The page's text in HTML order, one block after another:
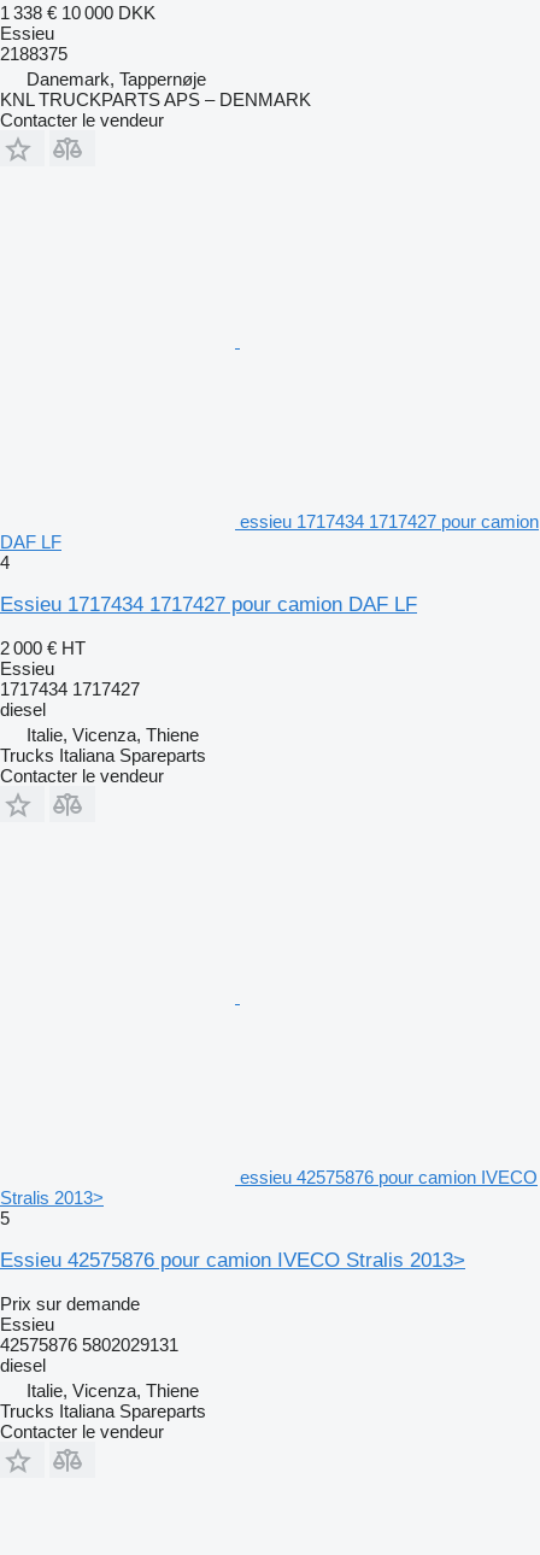
1 338 € 10 000 DKK
Essieu
2188375
Danemark, Tappernøje
KNL TRUCKPARTS APS – DENMARK
Contacter le vendeur
essieu 1717434 1717427 pour camion
DAF LF
4
Essieu 1717434 1717427 pour camion DAF LF
2 000 € HT
Essieu
1717434 1717427
diesel
Italie, Vicenza, Thiene
Trucks Italiana Spareparts
Contacter le vendeur
essieu 42575876 pour camion IVECO
Stralis 2013>
5
Essieu 42575876 pour camion IVECO Stralis 2013>
Prix sur demande
Essieu
42575876 5802029131
diesel
Italie, Vicenza, Thiene
Trucks Italiana Spareparts
Contacter le vendeur